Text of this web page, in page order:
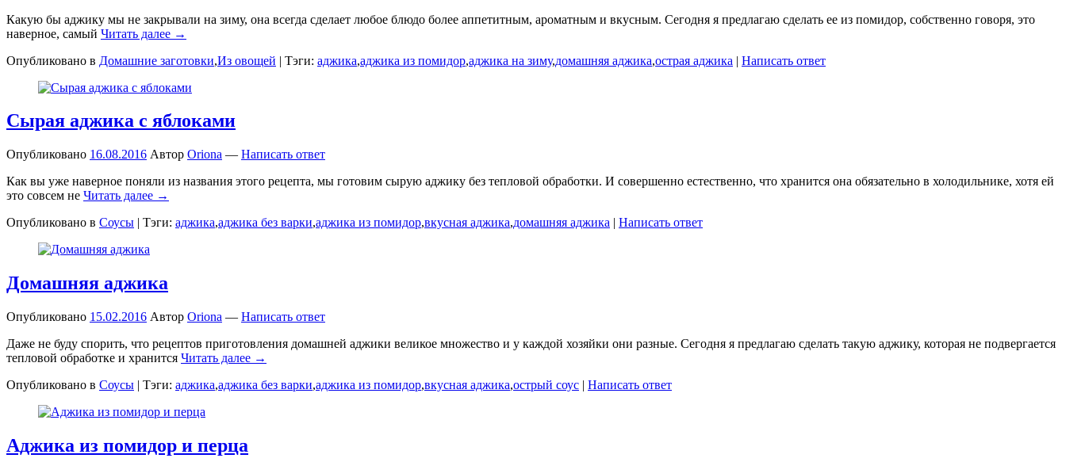
Какую бы аджику мы не закрывали на зиму, она всегда сделает любое блюдо более аппетитным, ароматным и вкусным. Сегодня я предлагаю сделать ее из помидор, собственно говоря, это
наверное, самый Читать далее →
Опубликовано в Домашние заготовки,Из овощей | Тэги: аджика,аджика из помидор,аджика на зиму,домашняя аджика,острая аджика | Написать ответ
Сырая аджика с яблоками
Опубликовано 16.08.2016 Автор Oriona — Написать ответ
Как вы уже наверное поняли из названия этого рецепта, мы готовим сырую аджику без тепловой обработки. И совершенно естественно, что хранится она обязательно в холодильнике, хотя ей
это совсем не Читать далее →
Опубликовано в Соусы | Тэги: аджика,аджика без варки,аджика из помидор,вкусная аджика,домашняя аджика | Написать ответ
Домашняя аджика
Опубликовано 15.02.2016 Автор Oriona — Написать ответ
Даже не буду спорить, что рецептов приготовления домашней аджики великое множество и у каждой хозяйки они разные. Сегодня я предлагаю сделать такую аджику, которая не подвергается
тепловой обработке и хранится Читать далее →
Опубликовано в Соусы | Тэги: аджика,аджика без варки,аджика из помидор,вкусная аджика,острый соус | Написать ответ
Аджика из помидор и перца